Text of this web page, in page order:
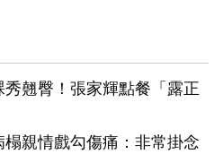
翹臀！張家輝點餐「露正
親情戲勾傷痛：非常掛念